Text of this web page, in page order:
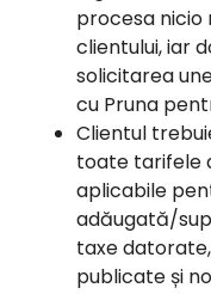
procesa
clientului, iar
solicitarea
cu Pruna
Clientul
toate tarifele
aplicabile
adăugată/
taxe
publicate și